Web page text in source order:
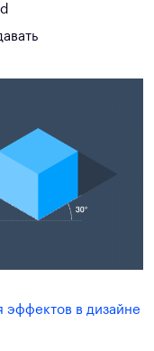
эффектов в дизайне